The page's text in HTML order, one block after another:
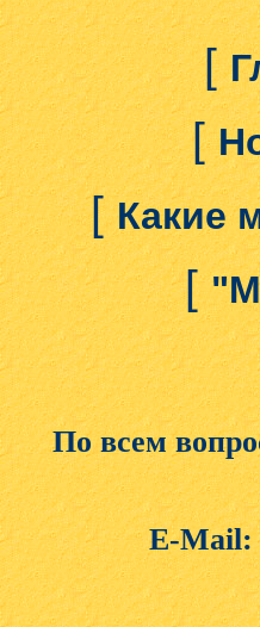
[
[
[Какие
[
По всем
E-Mail: